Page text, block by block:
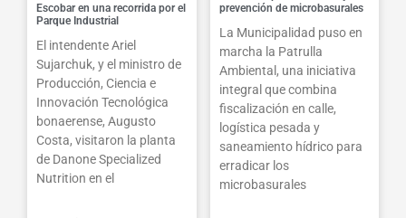
Escobar en una recorrida por el
Parque Industrial
El intendente Ariel
Sujarchuk, y el ministro de
Producción, Ciencia e
Innovación Tecnológica
bonaerense, Augusto
Costa, visitaron la planta
de Danone Specialized
Nutrition en el
prevención de microbasurales
La Municipalidad puso en
marcha la Patrulla
Ambiental, una iniciativa
integral que combina
fiscalización en calle,
logística pesada y
saneamiento hídrico para
erradicar los
microbasurales